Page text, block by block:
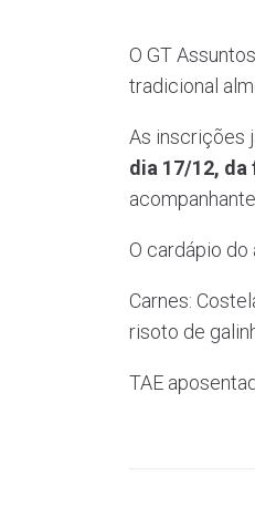
O GT
tradicional
As inscrições
dia 17/12,
acompanhante.
O cardápio
Carnes:
risoto de
TAE